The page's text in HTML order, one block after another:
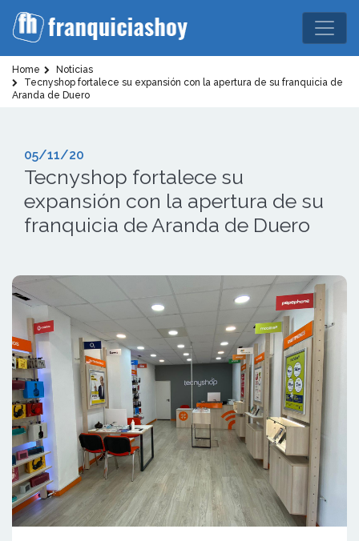
Home
Noticias
Tecnyshop fortalece su expansión con la apertura de su franquicia de
Aranda de Duero
05/11/20
Tecnyshop fortalece su
expansión con la apertura de su
franquicia de Aranda de Duero